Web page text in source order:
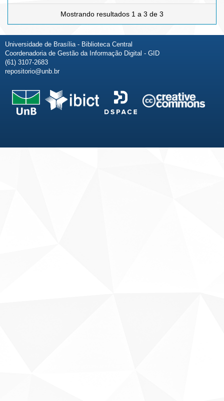
Mostrando resultados 1 a 3 de 3
Universidade de Brasília - Biblioteca Central
Coordenadoria de Gestão da Informação Digital - GID
(61) 3107-2683
repositorio@unb.br